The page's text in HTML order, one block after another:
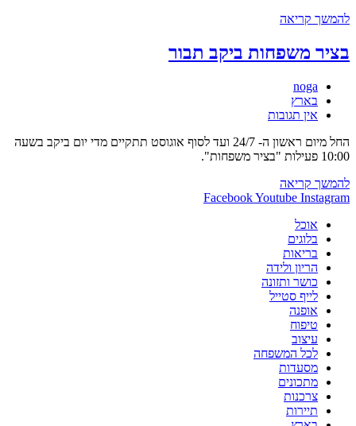
להמשך קריאהשותים
בפסטיבל
היין
בציר משפחות ביקב תבור
מחבר:
noga
קטגוריה:
בארץ
תגובות:
אין תגובות
החל מיום ראשון ה- 24/7 ועד לסוף אוגוסט תתקיים מדי יום ביקב בשעה
10:00 פעילות "בציר משפחות".
להמשך קריאהבציר
משפחותFacebookYoutube Instagram
אוכל
בלוגים
בריאות
הריון ולידה
כושר ותזונה
לייף סטייל
אופנה
טיפוח
עיצוב
לכל המשפחה
מסעדות
מתכונים
צרכנות
תיירות